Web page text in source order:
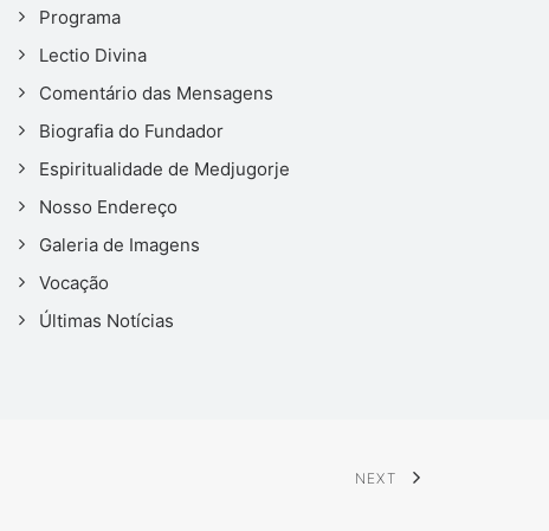
Programa
Lectio Divina
Comentário das Mensagens
Biografia do Fundador
Espiritualidade de Medjugorje
Nosso Endereço
Galeria de Imagens
Vocação
Últimas Notícias
NEXT